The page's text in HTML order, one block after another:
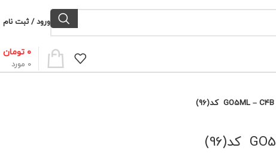
ورود / ثبت نام
0 مورد
۰ تومان